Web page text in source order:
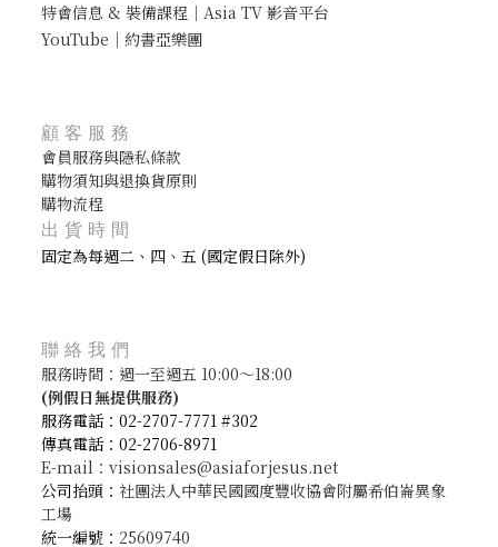
特會信息 & 裝備課程｜Asia TV 影音平台
YouTube｜約書亞樂團
顧客服務
會員服務與隱私條款
購物須知與退換貨原則
購物流程
出貨時間
固定為每週二、四、五 (國定假日除外)
聯絡我們
服務時間：週一至週五 10:00～18:00
(例假日無提供服務)
服務電話：02-2707-7771 #302
傳真電話：02-2706-8971
E-mail：visionsales@asiaforjesus.net
公司抬頭： 社團法人中華民國國度豐收協會附屬希伯崙異象
工場
統一編號： 25609740